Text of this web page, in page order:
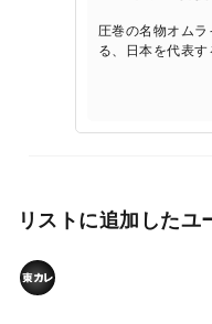
圧巻の名物オム
る、日本を代表
リストに追加したユ